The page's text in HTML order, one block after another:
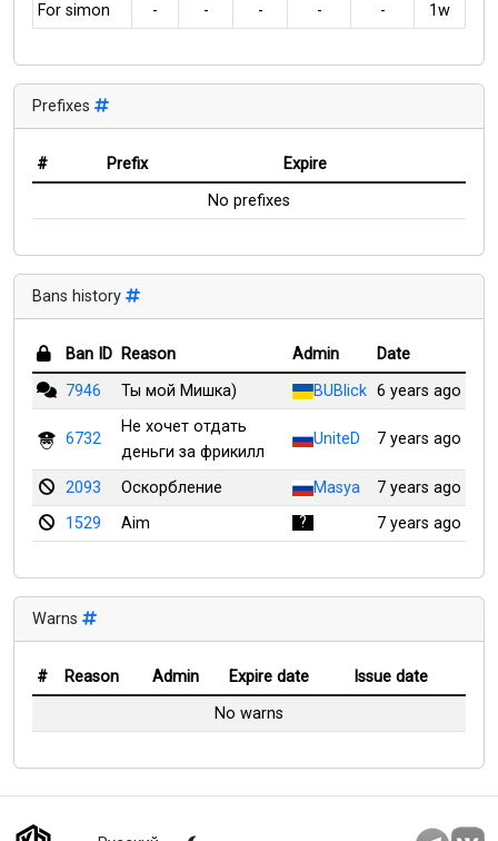
For simon
- - - - - 1w
Prefixes
# Prefix
Expire
No prefixes
Bans history
Ban ID Reason Admin
Date
7946
Ты мой Мишка) BUBlick 6 years ago
6732
Не хочет отдать
деньги за фрикилл
UniteD 7 years ago
2093 Оскорбление Masya
7 years ago
1529
Aim 7 years ago
Warns
# Reason Admin Expire date
Issue date
No warns